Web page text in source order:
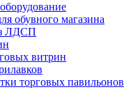
обувного магазина
ЛДСП
витрин
торговых павильонов